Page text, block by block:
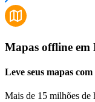
Mapas offline em
Leve seus mapas com
Mais de 15 milhões de